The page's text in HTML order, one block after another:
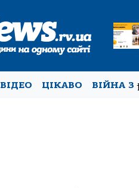
ВІДЕО ЦІКАВО ВІЙНА З